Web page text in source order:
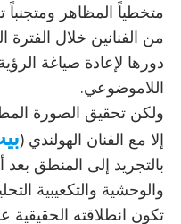
متخطياً المظاهر ومتجنباً
من الفنانين خلال الفترة
دورها لإعادة صياغة
اللاموضوعي.
ولكن تحقيق الصورة
إلا مع الفنان الهولندي (
بالتجريد إلى المنطق بعد
والوحشية والتكعيبية